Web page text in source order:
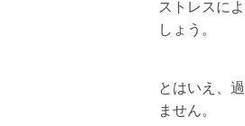
ストレスに
しょう。
とはいえ、
ません。